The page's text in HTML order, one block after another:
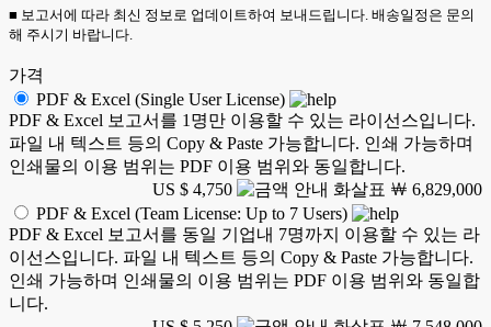
■ 보고서에 따라 최신 정보로 업데이트하여 보내드립니다. 배송일정은 문의
해 주시기 바랍니다.
가격
PDF & Excel (Single User License)
PDF & Excel 보고서를 1명만 이용할 수 있는 라이선스입니다.
파일 내 텍스트 등의 Copy & Paste 가능합니다. 인쇄 가능하며
인쇄물의 이용 범위는 PDF 이용 범위와 동일합니다.
US $ 4,750
￦ 6,829,000
PDF & Excel (Team License: Up to 7 Users)
PDF & Excel 보고서를 동일 기업내 7명까지 이용할 수 있는 라
이선스입니다. 파일 내 텍스트 등의 Copy & Paste 가능합니다.
인쇄 가능하며 인쇄물의 이용 범위는 PDF 이용 범위와 동일합
니다.